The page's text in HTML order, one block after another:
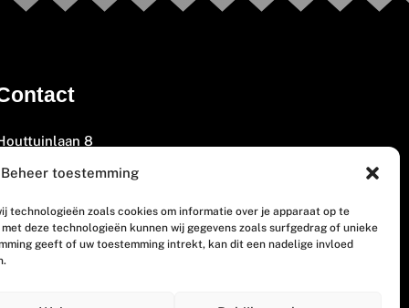
Beheer toestemming
technologieën zoals cookies om informatie over je apparaat op te
deze technologieën kunnen wij gegevens zoals surfgedrag of unieke
geeft of uw toestemming intrekt, kan dit een nadelige invloed
8
3447 GM Woerden
(0348) 405 200
disclaimer en copyright